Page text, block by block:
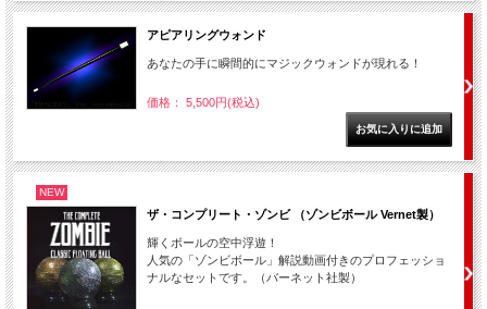
アピアリングウォンド
あなたの手に瞬間的にマジックウォンドが現れる！
価格： 5,500円(税込)
NEW
ザ・コンプリート・ゾンビ （ゾンビボール Vernet製）
輝くボールの空中浮遊！
人気の「ゾンビボール」解説動画付きのプロフェッショ
ナルなセットです。（バーネット社製）